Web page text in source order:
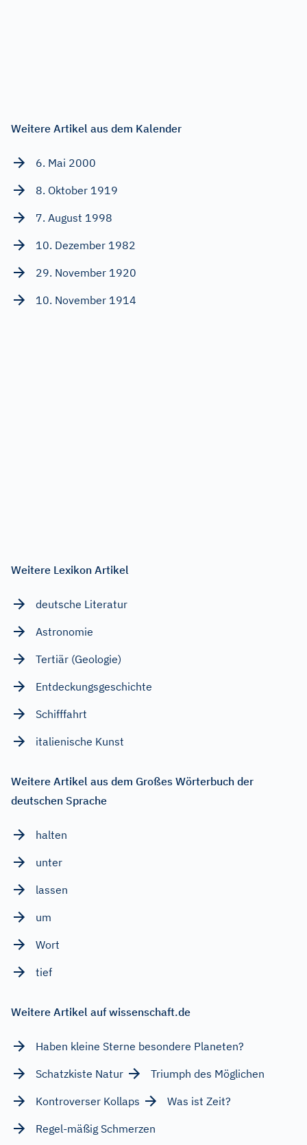
Weitere Artikel aus dem Kalender
6. Mai 2000
8. Oktober 1919
7. August 1998
10. Dezember 1982
29. November 1920
10. November 1914
Weitere Lexikon Artikel
deutsche Literatur
Astronomie
Tertiär (Geologie)
Entdeckungsgeschichte
Schifffahrt
italienische Kunst
Weitere Artikel aus dem Großes Wörterbuch der
deutschen Sprache
halten
unter
lassen
um
Wort
tief
Weitere Artikel auf wissenschaft.de
Haben kleine Sterne besondere Planeten?
Schatzkiste Natur
Triumph des Möglichen
Kontroverser Kollaps
Was ist Zeit?
Regel-mäßig Schmerzen